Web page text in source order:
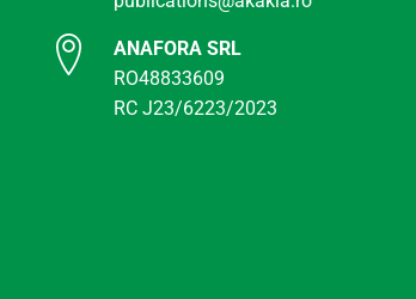
ANAFORA SRL
RO48833609
RC J23/6223/2023